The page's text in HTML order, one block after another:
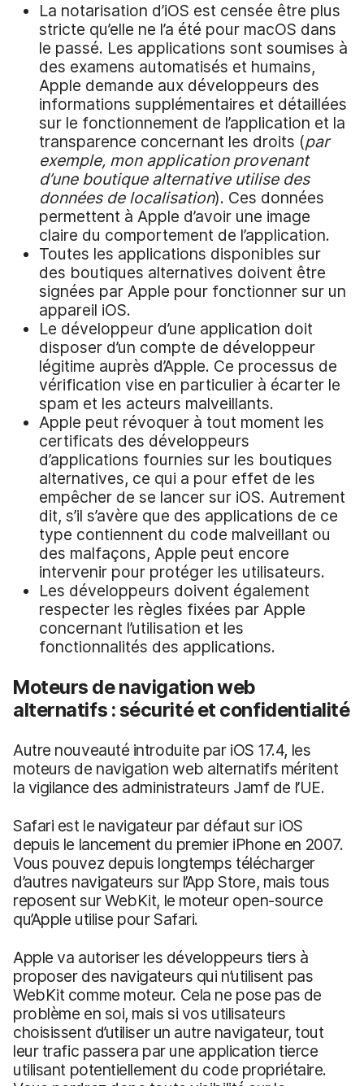
La notarisation d’iOS est censée être plus
stricte qu’elle ne l’a été pour macOS dans
le passé. Les applications sont soumises à
des examens automatisés et humains,
Apple demande aux développeurs des
informations supplémentaires et détaillées
sur le fonctionnement de l’application et la
transparence concernant les droits (par
exemple, mon application provenant
d’une boutique alternative utilise des
données de localisation). Ces données
permettent à Apple d’avoir une image
claire du comportement de l’application.
Toutes les applications disponibles sur
des boutiques alternatives doivent être
signées par Apple pour fonctionner sur un
appareil iOS.
Le développeur d’une application doit
disposer d’un compte de développeur
légitime auprès d’Apple. Ce processus de
vérification vise en particulier à écarter le
spam et les acteurs malveillants.
Apple peut révoquer à tout moment les
certificats des développeurs
d’applications fournies sur les boutiques
alternatives, ce qui a pour effet de les
empêcher de se lancer sur iOS. Autrement
dit, s’il s’avère que des applications de ce
type contiennent du code malveillant ou
des malfaçons, Apple peut encore
intervenir pour protéger les utilisateurs.
Les développeurs doivent également
respecter les règles fixées par Apple
concernant l’utilisation et les
fonctionnalités des applications.
Moteurs de navigation web
alternatifs : sécurité et confidentialité
Autre nouveauté introduite par iOS 17.4, les
moteurs de navigation web alternatifs méritent
la vigilance des administrateurs Jamf de l’UE.
Safari est le navigateur par défaut sur iOS
depuis le lancement du premier iPhone en 2007.
Vous pouvez depuis longtemps télécharger
d’autres navigateurs sur l’App Store, mais tous
reposent sur WebKit, le moteur open-source
qu’Apple utilise pour Safari.
Apple va autoriser les développeurs tiers à
proposer des navigateurs qui n’utilisent pas
WebKit comme moteur. Cela ne pose pas de
problème en soi, mais si vos utilisateurs
choisissent d’utiliser un autre navigateur, tout
leur trafic passera par une application tierce
utilisant potentiellement du code propriétaire.